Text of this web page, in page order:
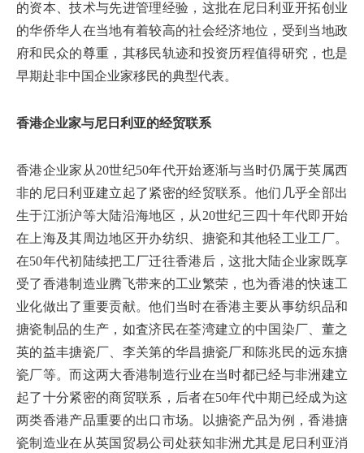
的资本、技术与先进管理经验，这批在尼日利亚开拓创业
的华侨华人在当地有着较高的社会经济地位，受到当地政
府和民众的尊重，其移民轨迹和投资历程值得研究，也是
早期赴非中国企业家移民的典型代表。
香港企业家与尼日利亚的经贸联系
香港企业家从20世纪50年代开始逐渐与当时仍属于英属西
非的尼日利亚建立起了紧密的经贸联系。他们几乎全部出
生于江浙沪等大陆沿海地区，从20世纪三四十年代即开始
在上海及其周边地区开办纺织、搪瓷和其他轻工业工厂。
在50年代初陆续把工厂迁往香港后，这批大陆企业家既享
受了香港制造业腾飞带来的工业繁荣，也为香港的快速工
业化做出了重要贡献。他们当时在香港主要从事纺织品和
搪瓷制品的生产，如査济民在荃湾建立的中国染厂、董之
英的益丰搪瓷厂、李关第的华昌搪瓷厂和陈兆民的远东搪
瓷厂等。而这两大香港制造行业在当时都已经与非洲建立
起了十分紧密的商贸联系，后者在50年代中期已经成为这
两类香港产品重要的出口市场。以搪瓷产品为例，香港搪
瓷制造业在从英国贸易公司处获知非洲尤其是尼日利亚消